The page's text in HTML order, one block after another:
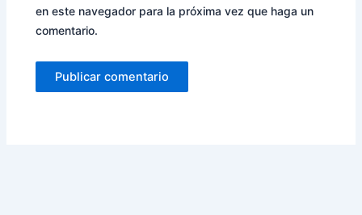
en este navegador para la próxima vez que haga un
comentario.